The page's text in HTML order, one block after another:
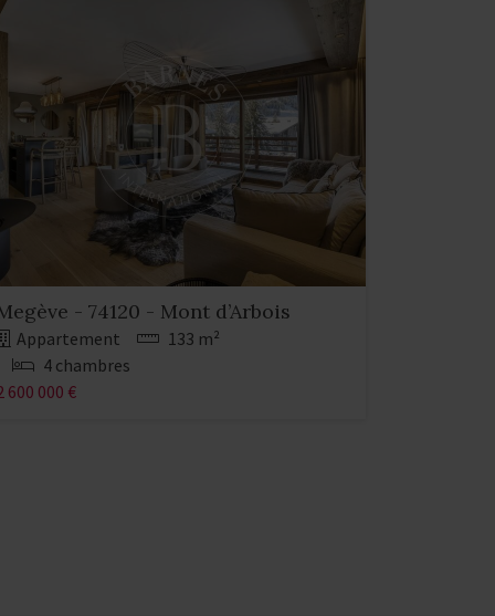
- 74120 - Mont d’Arbois
Appartement
133 m²
4 chambres
600 000 €